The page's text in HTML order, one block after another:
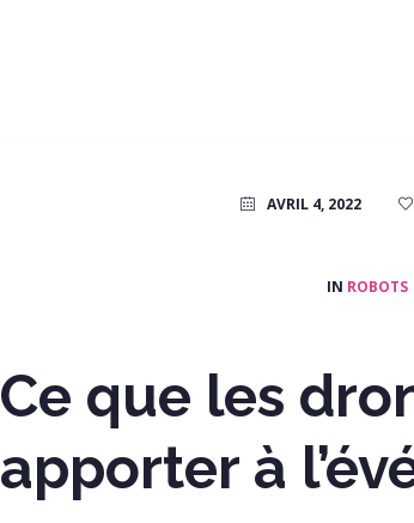
AVRIL 4, 2022
IN ROBOTS
Ce que les
apporter à